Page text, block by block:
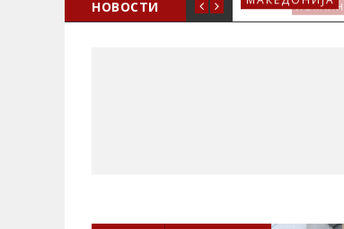
НОВОСТИ
ЖЕНСКО ЗДРАВЈЕ ВО КРИВА ПАЛАНКА МАКЕДОНИЈА